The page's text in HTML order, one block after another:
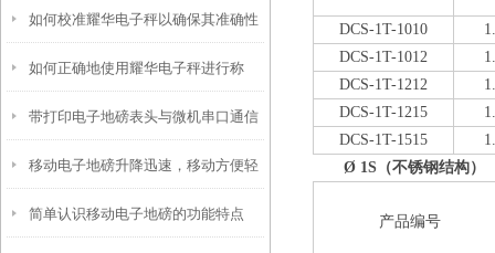
如何校准耀华电子秤以确保其准确性
和稳定性？
如何正确地使用耀华电子秤进行称
重？
带打印电子地磅表头与微机串口通信
的经验
移动电子地磅升降迅速，移动方便轻
巧
简单认识移动电子地磅的功能特点
DCS-1T-1010
DCS-1T-1012
DCS-1T-1212
DCS-1T-1215
DCS-1T-1515
Ø 1S （不锈钢结构）
产品编号